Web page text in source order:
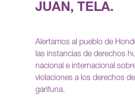
JUAN, TELA.
Alertamos al pueblo de
las instancias de derechos
nacional e internacional
violaciones a los derechos
garifuna.